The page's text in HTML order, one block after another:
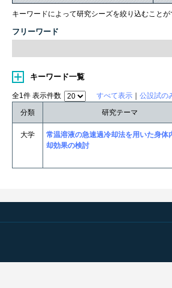
キーワードによって研究シーズを絞り込むことが
フリーワード
キーワード一覧
全1件 表示件数 すべて表示 公設試の
分類
研究テーマ
大学
常温溶液の急速過冷却法を用いた身体
却効果の検討